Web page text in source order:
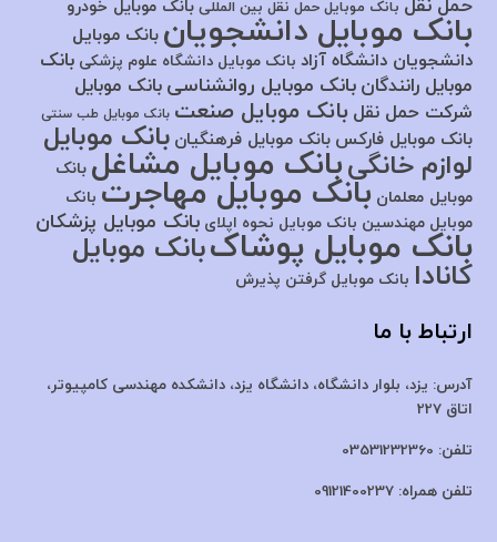
حمل نقل بانک موبایل حمل نقل بین المللی بانک موبایل خودرو
بانک موبایل دانشجویان بانک موبایل
دانشجویان دانشگاه آزاد بانک موبایل دانشگاه علوم پزشکی بانک
موبایل رانندگان بانک موبایل روانشناسی بانک موبایل
شرکت حمل نقل بانک موبایل صنعت بانک موبایل طب سنتی
بانک موبایل فارکس بانک موبایل فرهنگیان بانک موبایل
لوازم خانگیبانک موبایل مشاغلبانک
موبایل معلمان بانک موبایل مهاجرت بانک
موبایل مهندسین بانک موبایل نحوه اپلای بانک موبایل پزشکان
بانک موبایل پوشاکبانک موبایل
کانادا بانک موبایل گرفتن پذیرش
ارتباط با ما
آدرس: یزد، بلوار دانشگاه، دانشگاه یزد،دانشکده مهندسی کامپیوتر،
اتاق 227
تلفن: 03531232360
تلفن همراه: 09121400237